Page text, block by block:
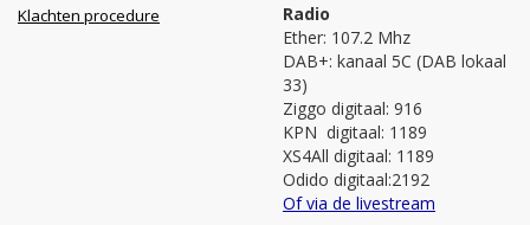
Klachten procedure
Radio
Ether: 107.2 Mhz
DAB+: kanaal 5C (DAB lokaal
33)
Ziggo digitaal: 916
KPN digitaal: 1189
XS4All digitaal: 1189
Odido digitaal:2192
Of via de livestream